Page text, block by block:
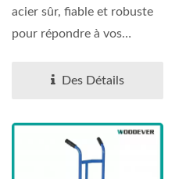
acier sûr, fiable et robuste
pour répondre à vos
Des Détails